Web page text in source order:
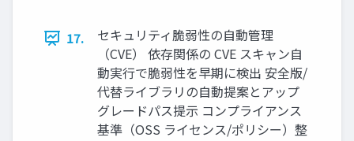
17.
セキュリティ脆弱性の⾃動管理
（CVE） 依存関係の CVE スキャン⾃
動実⾏で脆弱性を早期に検出 安全版/
代替ライブラリの⾃動提案とアップ
グレードパス提⽰ コンプライアンス
基準（OSS ライセンス/ポリシー）整